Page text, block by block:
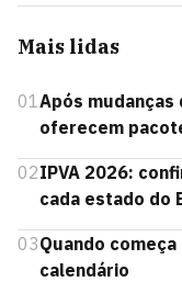
Mais lidas
01Após mudanças
oferecem
02IPVA 2026:
cada estado do
03Quando
calendário